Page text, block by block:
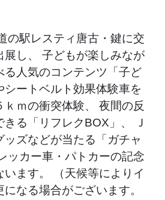
の駅レスティ唐古・鍵に交
展し、 子どもが楽しみなが
る人気のコンテンツ「子ど
シートベルト効果体験車を
ｍの衝突体験、 夜間の反
る「リフレクBOX」、 Ｊ
ッズなどが当たる「ガチャ
ッカー車・パトカーの記念
ます。 （天候等によりイ
なる場合がございます。